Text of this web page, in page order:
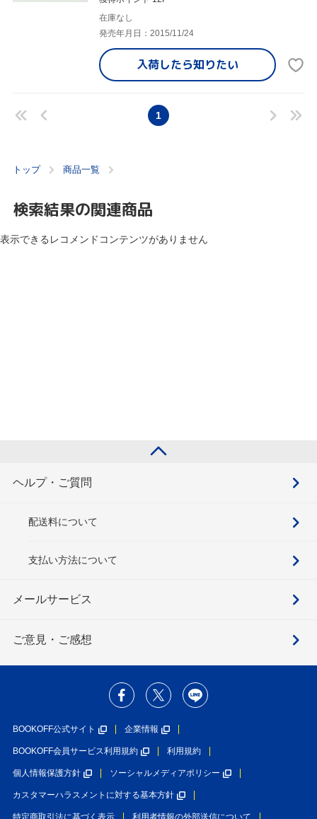
在庫なし
発売年月日：2015/11/24
入荷したら知りたい
1
トップ 商品一覧
検索結果の関連商品
表示できるレコメンドコンテンツがありません
ヘルプ・ご質問
配送料について
支払い方法について
メールサービス
ご意見・ご感想
BOOKOFF公式サイト 企業情報
BOOKOFF会員サービス利用規約 利用規約
個人情報保護方針 ソーシャルメディアポリシー
カスタマーハラスメントに対する基本方針
特定商取引法に基づく表示 利用者情報の外部送信について